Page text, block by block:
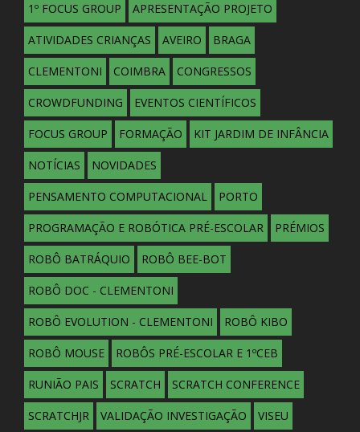
1º FOCUS GROUP APRESENTAÇÃO PROJETO
ATIVIDADES CRIANÇAS AVEIRO BRAGA
CLEMENTONI COIMBRA CONGRESSOS
CROWDFUNDING EVENTOS CIENTÍFICOS
FOCUS GROUP FORMAÇÃO KIT JARDIM DE INFÂNCIA
NOTÍCIAS NOVIDADES
PENSAMENTO COMPUTACIONAL PORTO
PROGRAMAÇÃO E ROBÓTICA PRÉ-ESCOLAR PRÉMIOS
ROBÔ BATRÁQUIO ROBÔ BEE-BOT
ROBÔ DOC - CLEMENTONI
ROBÔ EVOLUTION - CLEMENTONI ROBÔ KIBO
ROBÔ MOUSE ROBÔS PRÉ-ESCOLAR E 1ºCEB
RUNIÃO PAIS SCRATCH SCRATCH CONFERENCE
SCRATCHJR VALIDAÇÃO INVESTIGAÇÃO VISEU